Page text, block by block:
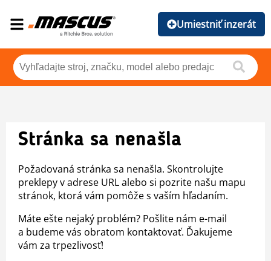
Umiestniť inzerát
Stránka sa nenašla
Požadovaná stránka sa nenašla. Skontrolujte
preklepy v adrese URL alebo si pozrite našu mapu
stránok, ktorá vám pomôže s vaším hľadaním.
Máte ešte nejaký problém? Pošlite nám e-mail
a budeme vás obratom kontaktovať. Ďakujeme
vám za trpezlivosť!